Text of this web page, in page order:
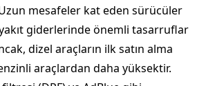
Uzun mesafeler kat eden sürücüler
giderlerinde önemli tasarruflar
dizel araçların ilk satın alma
araçlardan daha yüksektir.